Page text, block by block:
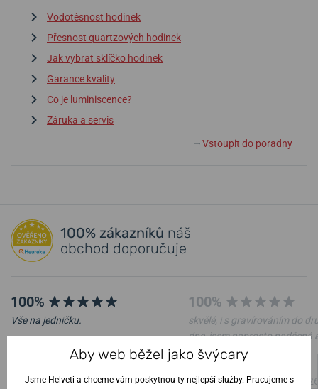
Vodotěsnost hodinek
Přesnost quartzových hodinek
Jak vybrat sklíčko hodinek
Garance kvality
Co je luminiscence?
Záruka a servis
↓ Vstoupit do poradny
100% zákazníků náš
obchod doporučuje
100%
Vše na jedničku.
Ověřený zákazník • 6. 8. 2026
100%
skvělé, i s gravírováním do
dne, jsem naprosto nadšená
manžel z hodinek též
Ověřený zákazník•4. 8.
Aby web běžel jako švýcary
Jsme Helveti a chceme vám poskytnou ty nejlepší služby. Pracujeme s